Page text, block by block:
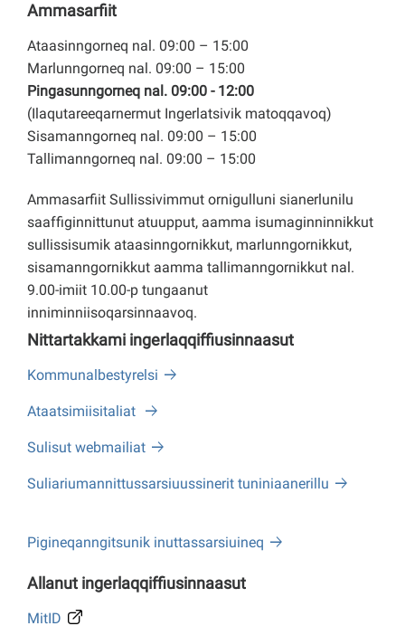
Ammasarfiit
Ataasinngorneq nal. 09:00 – 15:00
Marlunngorneq nal. 09:00 – 15:00
Pingasunngorneq nal. 09:00 - 12:00
(Ilaqutareeqarnermut Ingerlatsivik matoqqavoq)
Sisamanngorneq nal. 09:00 – 15:00
Tallimanngorneq nal. 09:00 – 15:00
Ammasarfiit Sullissivimmut ornigulluni sianerlunilu
saaffiginnittunut atuupput, aamma isumaginninnikkut
sullissisumik ataasinngornikkut, marlunngornikkut,
sisamanngornikkut aamma tallimanngornikkut nal.
9.00-imiit 10.00-p tungaanut
inniminniisoqarsinnaavoq.
Nittartakkami ingerlaqqiffiusinnaasut
Kommunalbestyrelsi
Ataatsimiisitaliat
Sulisut webmailiat
Suliariumannittussarsiuussinerit tuniniaanerillu
Pigineqanngitsunik inuttassarsiuineq
Allanut ingerlaqqiffiusinnaasut
MitID